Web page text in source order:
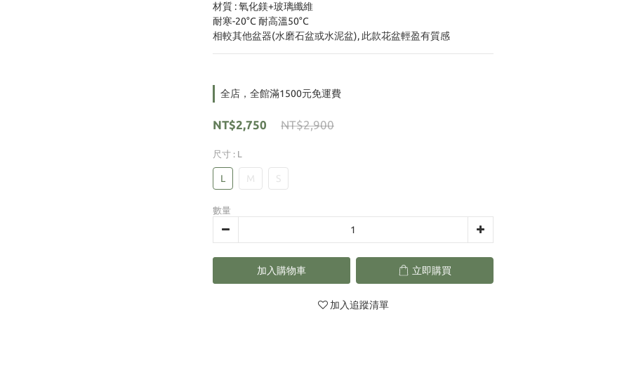
材質 : 氧化鎂+玻璃纖維
耐寒-20°C 耐高溫50°C
相較其他盆器(水磨石盆或水泥盆), 此款花盆輕盈有質感
全店，全館滿1500元免運費
NT$2,900
NT$2,750
尺寸 : L
L M S
數量
加入購物車 立即購買
加入追蹤清單